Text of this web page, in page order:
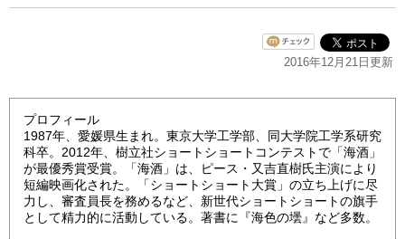
2016年12月21日更新
プロフィール
1987年、愛媛県生まれ。東京大学工学部、同大学院工学系研究
科卒。2012年、樹立社ショートショートコンテストで「海酒」
が最優秀賞受賞。「海酒」は、ピース・又吉直樹氏主演により
短編映画化された。「ショートショート大賞」の立ち上げに尽
力し、審査員長を務めるなど、新世代ショートショートの旗手
として精力的に活動している。著書に『海色の壜』など多数。